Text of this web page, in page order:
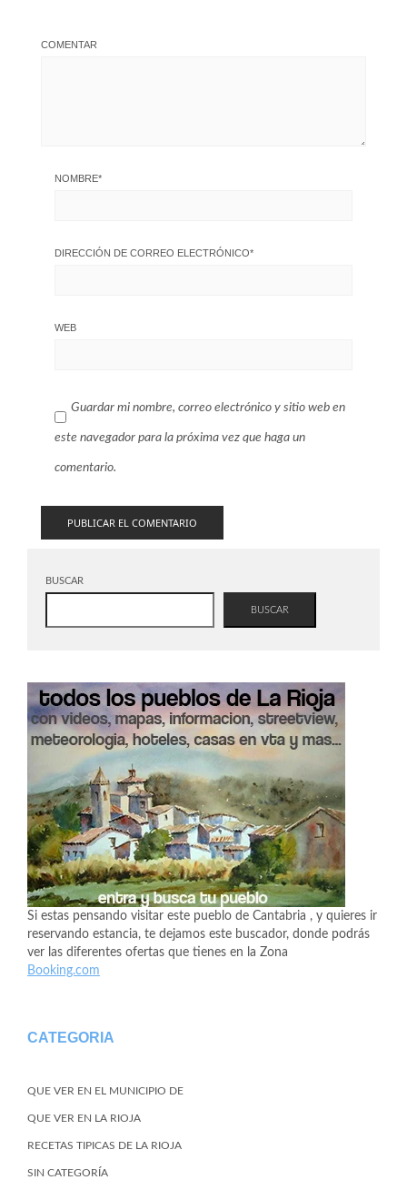
COMENTAR
NOMBRE*
DIRECCIÓN DE CORREO ELECTRÓNICO*
WEB
Guardar mi nombre, correo electrónico y sitio web en
este navegador para la próxima vez que haga un
comentario.
BUSCAR
BUSCAR
Si estas pensando visitar este pueblo de Cantabria , y quieres ir
reservando estancia, te dejamos este buscador, donde podrás
ver las diferentes ofertas que tienes en la Zona
Booking.com
CATEGORIA
QUE VER EN EL MUNICIPIO DE
QUE VER EN LA RIOJA
RECETAS TIPICAS DE LA RIOJA
SIN CATEGORÍA